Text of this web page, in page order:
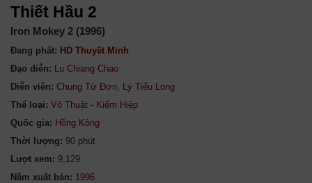
Thiết Hầu 2
Iron Mokey 2 (1996)
Đang phát: HD Thuyết Minh
Đạo diễn: Lu Chiang Chao
Diễn viên: Chung Tử Đơn, Lý Tiểu Long
Thể loại: Võ Thuật - Kiếm Hiệp
Quốc gia: Hồng Kông
Thời lượng: 90 phút
Lượt xem: 9,129
Năm xuất bản: